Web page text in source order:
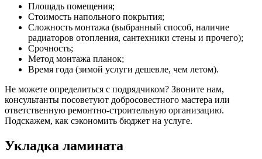
Площадь помещения;
Стоимость напольного покрытия;
Сложность монтажа (выбранный способ, наличие
радиаторов отопления, сантехники стены и прочего);
Срочность;
Метод монтажа планок;
Время года (зимой услуги дешевле, чем летом).
Не можете определиться с подрядчиком? Звоните нам,
консультанты посоветуют добросовестного мастера или
ответственную ремонтно-строительную организацию.
Подскажем, как сэкономить бюджет на услуге.
Укладка ламината